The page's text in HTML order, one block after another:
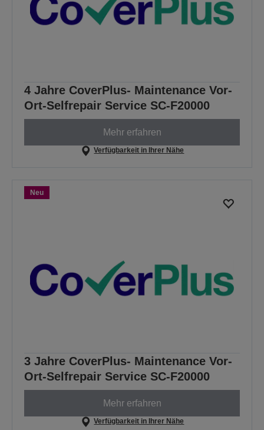
4 Jahre CoverPlus- Maintenance Vor-
Ort-Selfrepair Service SC-F20000
Mehr erfahren
Verfügbarkeit in Ihrer Nähe
Neu
3 Jahre CoverPlus- Maintenance Vor-
Ort-Selfrepair Service SC-F20000
Mehr erfahren
Verfügbarkeit in Ihrer Nähe